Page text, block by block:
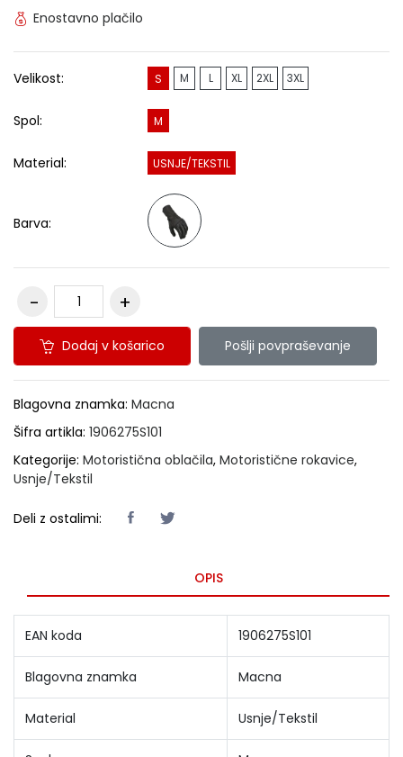
Enostavno plačilo
Velikost: S M L XL 2XL 3XL
Spol: M
Material: USNJE/TEKSTIL
Barva:
Dodaj v košarico Pošlji povpraševanje
Blagovna znamka: Macna
Šifra artikla: 1906275S101
Kategorije: Motoristična oblačila, Motoristične rokavice,
Usnje/Tekstil
Deli z ostalimi:
OPIS
EAN koda 1906275S101
Blagovna znamka Macna
Material Usnje/Tekstil